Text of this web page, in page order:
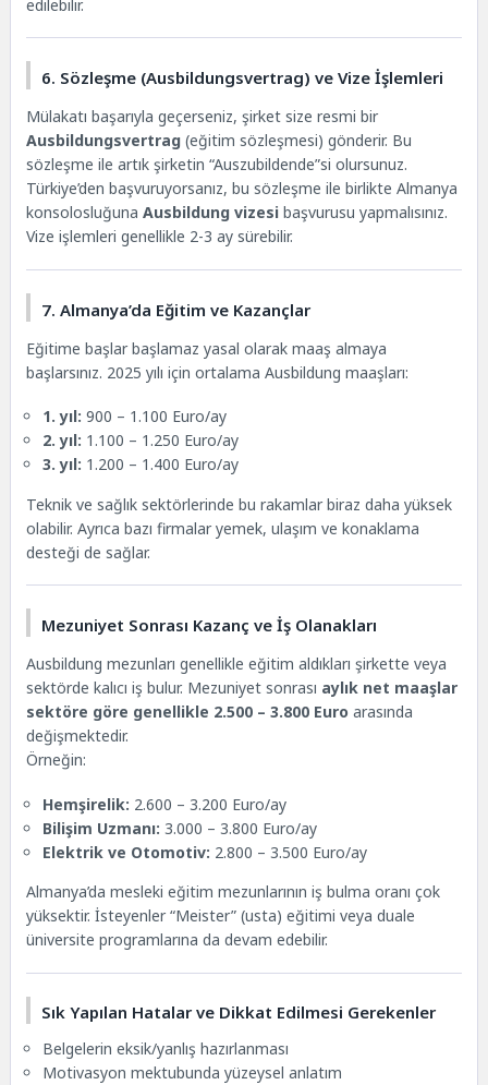
edilebilir.
6. Sözleşme (Ausbildungsvertrag) ve Vize İşlemleri
Mülakatı başarıyla geçerseniz, şirket size resmi bir
Ausbildungsvertrag (eğitim sözleşmesi) gönderir. Bu
sözleşme ile artık şirketin “Auszubildende”si olursunuz.
Türkiye’den başvuruyorsanız, bu sözleşme ile birlikte Almanya
konsolosluğunaAusbildung vizesi başvurusu yapmalısınız.
Vize işlemleri genellikle 2-3 ay sürebilir.
7. Almanya’da Eğitim ve Kazançlar
Eğitime başlar başlamaz yasal olarak maaş almaya
başlarsınız. 2025 yılı için ortalama Ausbildung maaşları:
1. yıl: 900 – 1.100 Euro/ay
2. yıl: 1.100 – 1.250 Euro/ay
3. yıl: 1.200 – 1.400 Euro/ay
Teknik ve sağlık sektörlerinde bu rakamlar biraz daha yüksek
olabilir. Ayrıca bazı firmalar yemek, ulaşım ve konaklama
desteği de sağlar.
Mezuniyet Sonrası Kazanç ve İş Olanakları
Ausbildung mezunları genellikle eğitim aldıkları şirkette veya
sektörde kalıcı iş bulur. Mezuniyet sonrası aylık net maaşlar
sektöre göre genellikle 2.500 – 3.800 Euro arasında
değişmektedir.
Örneğin:
Hemşirelik: 2.600 – 3.200 Euro/ay
Bilişim Uzmanı: 3.000 – 3.800 Euro/ay
Elektrik ve Otomotiv: 2.800 – 3.500 Euro/ay
Almanya’da mesleki eğitim mezunlarının iş bulma oranı çok
yüksektir. İsteyenler “Meister” (usta) eğitimi veya duale
üniversite programlarına da devam edebilir.
Sık Yapılan Hatalar ve Dikkat Edilmesi Gerekenler
Belgelerin eksik/yanlış hazırlanması
Motivasyon mektubunda yüzeysel anlatım